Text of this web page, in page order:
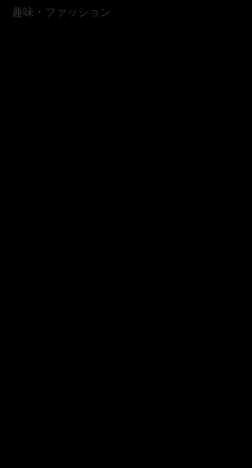
趣味・ファッション